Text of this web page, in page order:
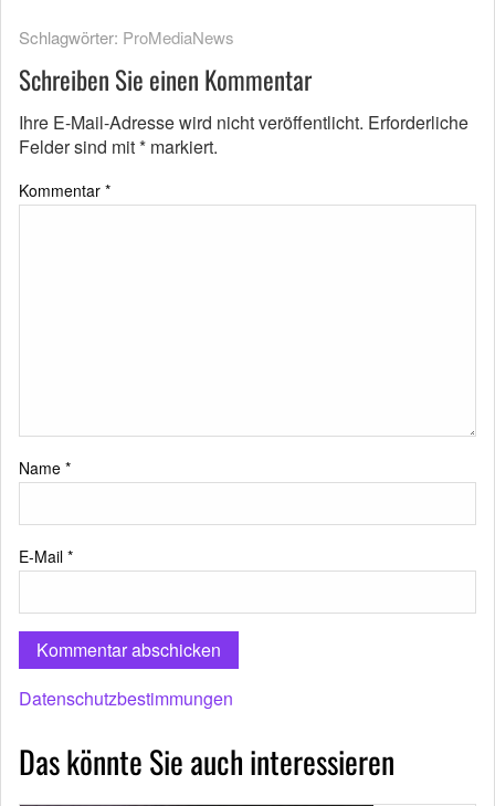
Schlagwörter: ProMediaNews
Schreiben Sie einen Kommentar
Ihre E-Mail-Adresse wird nicht veröffentlicht. Erforderliche
Felder sind mit* markiert.
Kommentar *
Name *
E-Mail *
Datenschutzbestimmungen
Das könnte Sie auch interessieren